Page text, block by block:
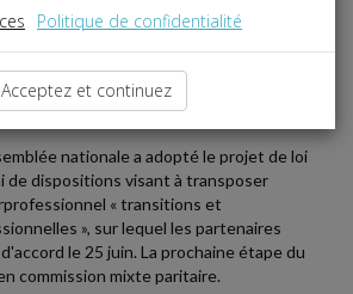
Politique de confidentialité
Acceptez et continuez
adopte le projet de loi
l'ANI transitions et
nationale a adopté le projet de loi
de dispositions visant à transposer
« transitions et
», sur lequel les partenaires
le 25 juin. La prochaine étape du
commission mixte paritaire.